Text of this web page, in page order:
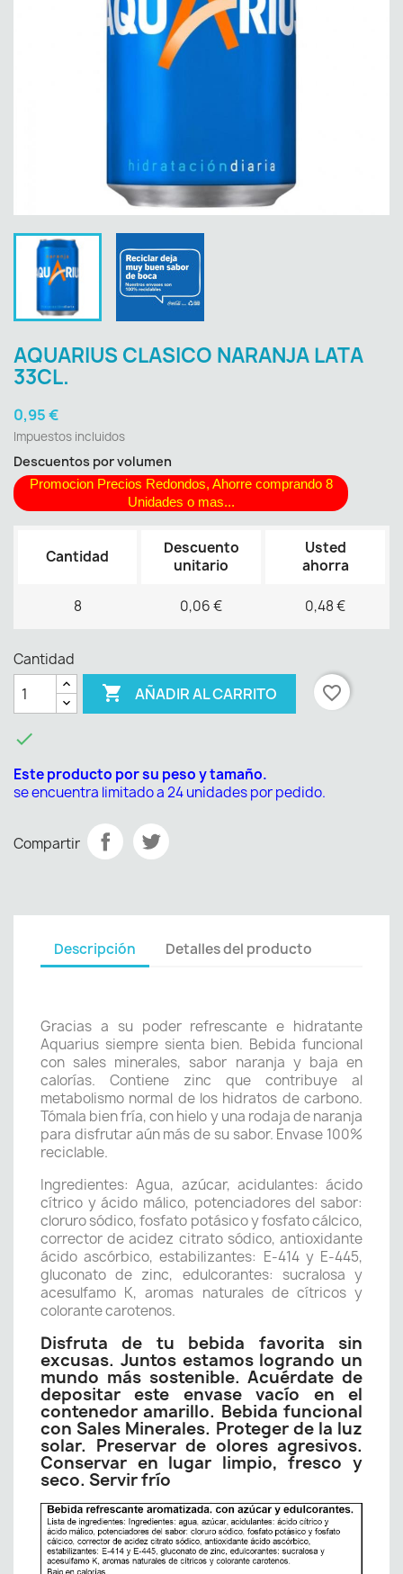
AQUARIUS CLASICO NARANJA LATA
33CL.
0,95 €
Impuestos incluidos
Descuentos por volumen
Promocion Precios Redondos, Ahorre comprando 8
Unidades o mas...
Cantidad
Descuento
unitario
Usted
ahorra
8 0,06 € 0,48 €
Cantidad
 AÑADIR AL CARRITO favorite_border

Este producto por su peso y tamaño.
se encuentra limitado a 24 unidades por pedido.
Compartir
Descripción Detalles del producto
Gracias a su poder refrescante e hidratante
Aquarius siempre sienta bien. Bebida funcional
con sales minerales, sabor naranja y baja en
calorías. Contiene zinc que contribuye al
metabolismo normal de los hidratos de carbono.
Tómala bien fría, con hielo y una rodaja de naranja
para disfrutar aún más de su sabor. Envase 100%
reciclable.
Ingredientes: Agua, azúcar, acidulantes: ácido
cítrico y ácido málico, potenciadores del sabor:
cloruro sódico, fosfato potásico y fosfato cálcico,
corrector de acidez citrato sódico, antioxidante
ácido ascórbico, estabilizantes: E-414 y E-445,
gluconato de zinc, edulcorantes: sucralosa y
acesulfamo K, aromas naturales de cítricos y
colorante carotenos.
Disfruta de tu bebida favorita sin
excusas. Juntos estamos logrando un
mundo más sostenible. Acuérdate de
depositar este envase vacío en el
contenedor amarillo. Bebida funcional
con Sales Minerales. Proteger de la luz
solar. Preservar de olores agresivos.
Conservar en lugar limpio, fresco y
seco. Servir frío